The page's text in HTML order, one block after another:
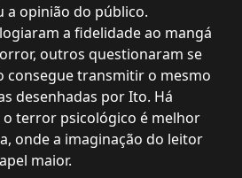
a opinião do público.
a fidelidade ao mangá
outros questionaram se
consegue transmitir o mesmo
desenhadas por Ito. Há
terror psicológico é melhor
onde a imaginação do leitor
maior.